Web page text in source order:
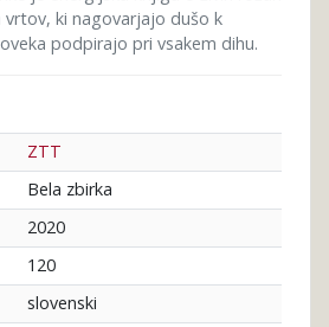
vrtov, ki nagovarjajo dušo k
podpirajo pri vsakem dihu.
ZTT
Bela zbirka
2020
120
slovenski